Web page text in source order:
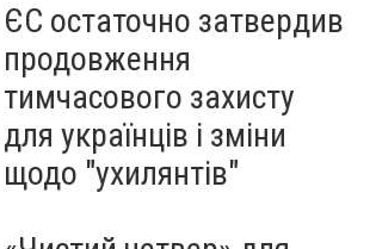
ЄС остаточно затвердив
продовження
тимчасового захисту
для українців і зміни
щодо "ухилянтів"